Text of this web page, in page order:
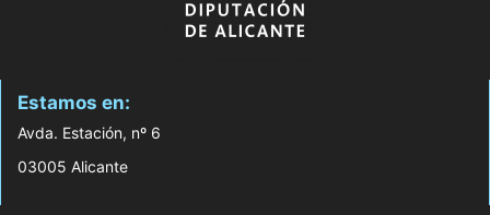
Estamos en:
Avda. Estación, nº 6
03005 Alicante